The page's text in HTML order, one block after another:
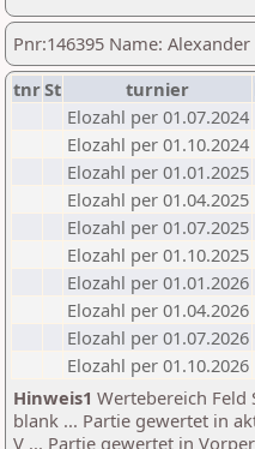
Pnr:146395 Name:
tnrSt turnier
Elozahl per 01.07.2024
Elozahl per 01.10.2024
Elozahl per 01.01.2025
Elozahl per 01.04.2025
Elozahl per 01.07.2025
Elozahl per 01.10.2025
Elozahl per 01.01.2026
Elozahl per 01.04.2026
Elozahl per 01.07.2026
Elozahl per 01.10.2026
Hinweis1 Wertebereich Feld
blank ... Partie gewertet in
V ... Partie gewertet in